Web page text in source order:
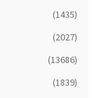
(1435)
(2027)
(13686)
(1839)